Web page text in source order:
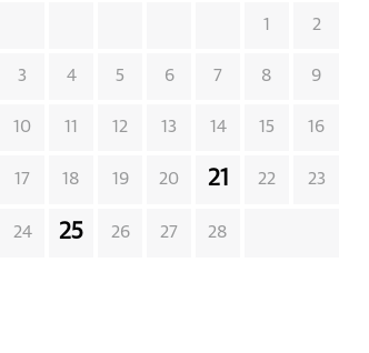
1 2
3 4 5 6 7 8 9
10 11 12 13 14 15 16
17 18 19 20 21 22 23
24 25 26 27 28